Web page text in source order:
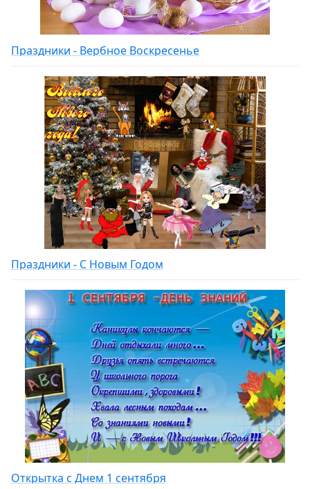
Праздники - Вербное Воскресенье
Праздники - С Новым Годом
Открытка с Днем 1 сентября